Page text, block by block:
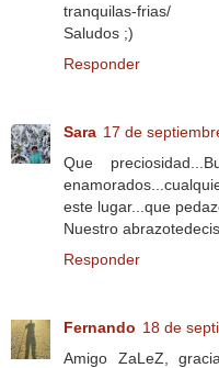
tranquilas-frias/
Saludos ;)
Responder
Sara 17 de
Que
este lugar...que
Nuestro
Responder
Fernando 18 de
Amigo ZaLeZ,